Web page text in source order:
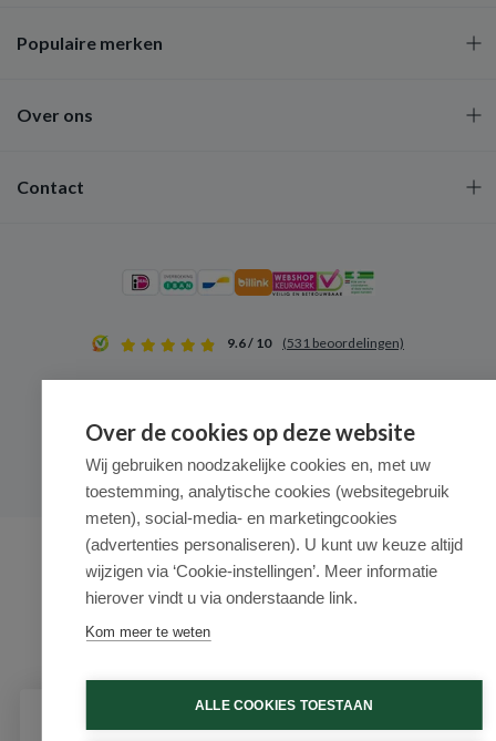
Populaire merken
Over ons
Contact
9.6 / 10 (531 beoordelingen)
Over de cookies op deze website
Wij gebruiken noodzakelijke cookies en, met uw
toestemming, analytische cookies (websitegebruik
meten), social-media- en marketingcookies
(advertenties personaliseren). U kunt uw keuze altijd
wijzigen via ‘Cookie-instellingen’. Meer informatie
hierover vindt u via onderstaande link.
Kom meer te weten
ALLE COOKIES TOESTAAN